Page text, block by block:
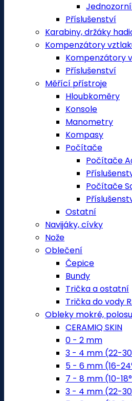
Příslušenství
Karabiny, držáky
Kompenzátory
Kompenzátory
Příslušenství
Měřící přístroje
Hloubkoměry
Konsole
Manometry
Kompasy
Počítače
Počítače
Počítače
Ostatní
Navijáky, cívky
Nože
Oblečení
Čepice
Bundy
Trička a ostatní
Trička do vody
Obleky mokré,
CERAMIQ SKIN
0 - 2 mm
3 - 4 mm (22-
5 - 6 mm (16-
7 - 8 mm (10-
3 - 4 mm (22-